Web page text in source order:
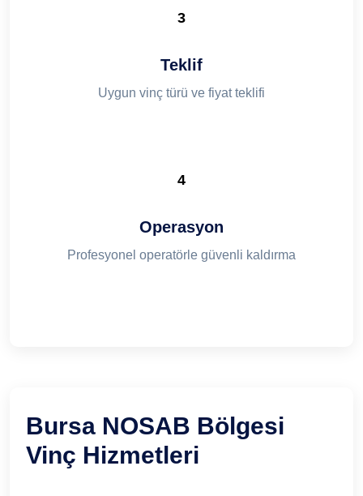
3
Teklif
Uygun vinç türü ve fiyat teklifi
4
Operasyon
Profesyonel operatörle güvenli kaldırma
Bursa NOSAB Bölgesi
Vinç Hizmetleri